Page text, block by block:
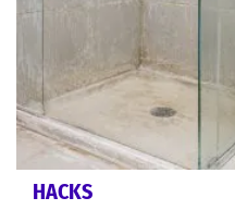
HACKS